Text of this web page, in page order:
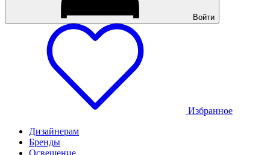
Войти
Избранное
Дизайнерам
Бренды
Освещение